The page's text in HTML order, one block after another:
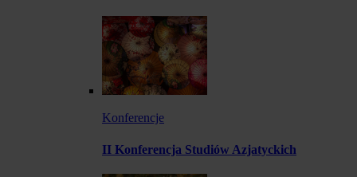
Konferencje
II Konferencja Studiów Azjatyckich